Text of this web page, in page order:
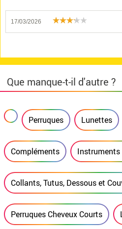
17/03/2026
Que manque-t-il d'autre ?
Perruques Lunettes
Compléments Instruments
Collants, Tutus, Dessous et
Perruques Cheveux Courts